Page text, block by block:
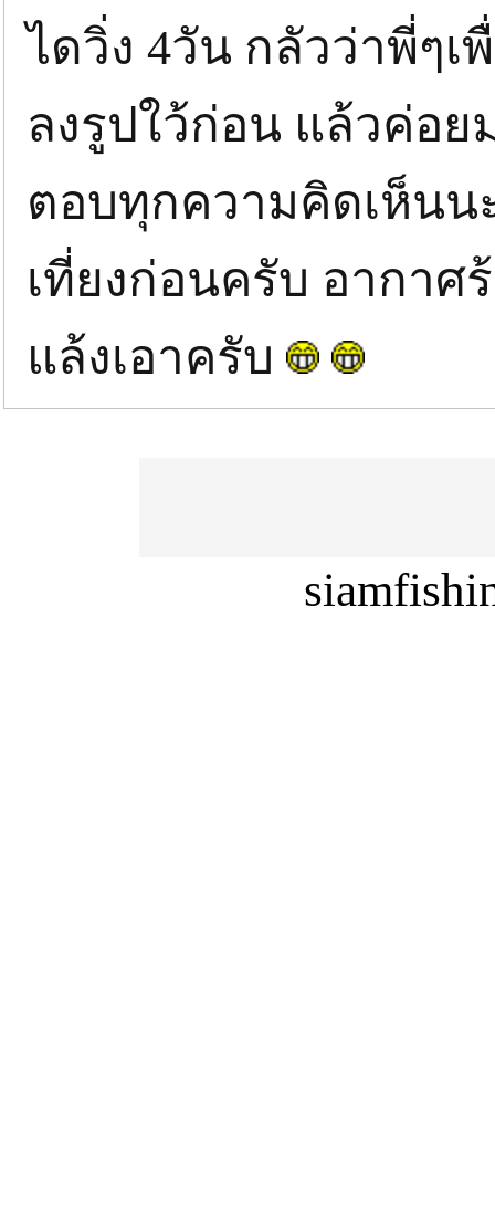
ไดวิ่ง 4วัน กลัวว่าพี่ๆ
ลงรูปใว้ก่อน แล้วค่อ
ตอบทุกความคิดเห็น
เที่ยงก่อนครับ อากาศ
แล้งเอาครับ